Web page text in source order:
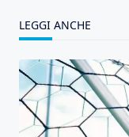
LEGGI ANCHE